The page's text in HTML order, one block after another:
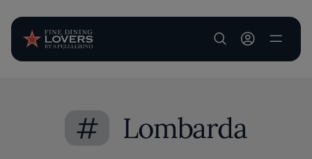
User account
# Lombarda